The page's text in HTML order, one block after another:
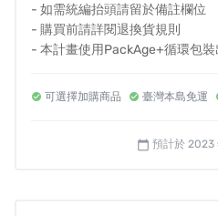
- 如需統編抬頭請留於備註欄位
- 購買前請詳閱退換貨規則
- 本計畫使用PackAge+循環包裝
可選擇加購商品 臺灣本島免運
calendar_today 預計於 2023